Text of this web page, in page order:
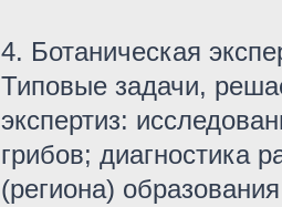
4. Ботаническая
Типовые задачи,
экспертиз:
грибов; диагностика
(региона)